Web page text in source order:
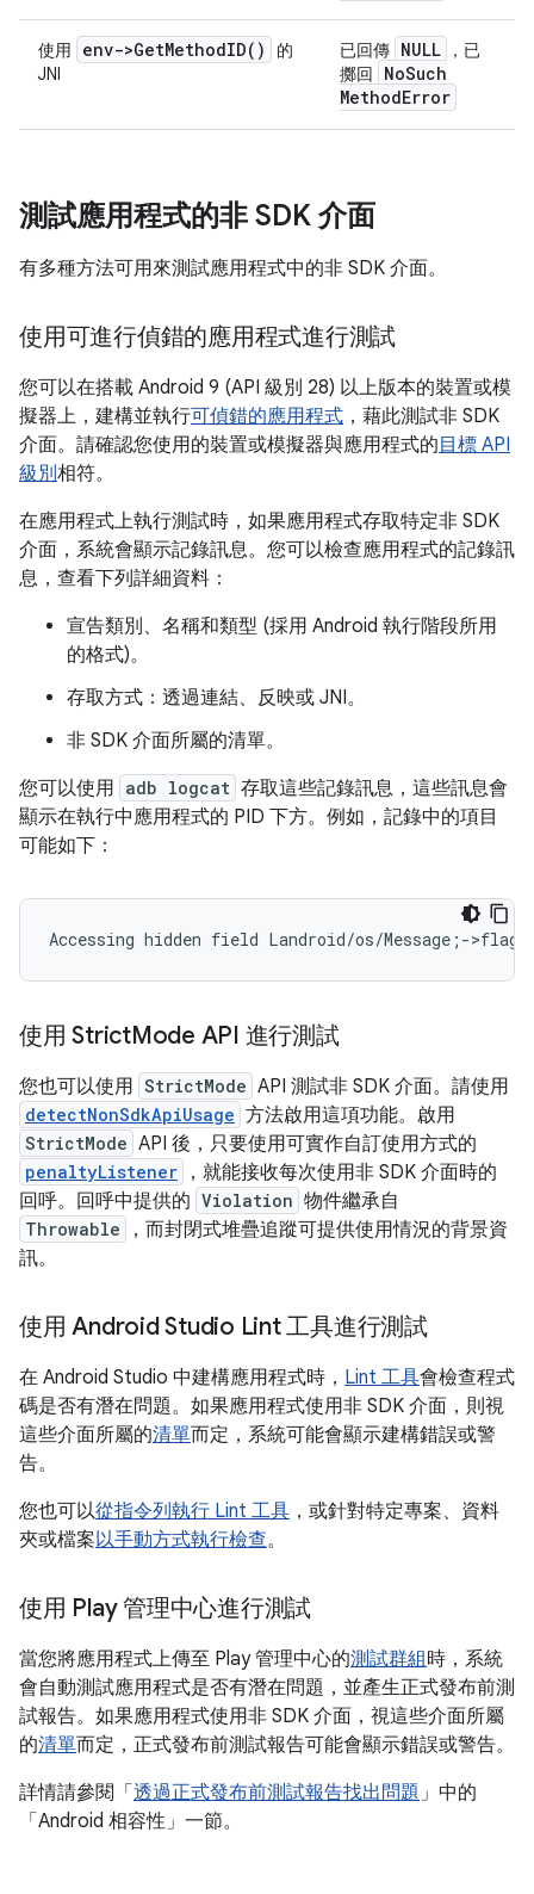
使用 env->GetMethodID( )
的
JNI
已回傳 NULL
，已
擲回
NoSuch
MethodError
測試應用程式的非 SDK 介面
有多種方法可用來測試應用程式中的非 SDK 介面。
使用可進行偵錯的應用程式進行測試
您可以在搭載 Android 9 (API 級別 28) 以上版本的裝置或模
擬器上，建構並執行可偵錯的應用程式 ，藉此測試非 SDK
介面。請確認您使用的裝置或模擬器與應用程式的 目標 API
級別相符。
在應用程式上執行測試時，如果應用程式存取特定非 SDK
介面，系統會顯示記錄訊息。您可以檢查應用程式的記錄訊
息，查看下列詳細資料：
宣告類別、名稱和類型 (採用 Android 執行階段所用
的格式)。
存取方式：透過連結、反映或 JNI。
非 SDK 介面所屬的清單。
您可以使用 adb logcat 存取這些記錄訊息，這些訊息會
顯示在執行中應用程式的 PID 下方。例如，記錄中的項目
可能如下：
使用 StrictMode API 進行測試
您也可以使用 StrictMode API 測試非 SDK 介面。請使用
detectNonSdkApiUsage 方法啟用這項功能。啟用
StrictMode API 後，只要使用可實作自訂使用方式的
penaltyListener
，就能接收每次使用非 SDK 介面時的
回呼。回呼中提供的 Violation 物件繼承自
Throwable
，而封閉式堆疊追蹤可提供使用情況的背景資
訊。
使用 Android Studio Lint 工具進行測試
在 Android Studio 中建構應用程式時， Lint 工具會檢查程式
碼是否有潛在問題。如果應用程式使用非 SDK 介面，則視
這些介面所屬的清單而定，系統可能會顯示建構錯誤或警
告。
您也可以從指令列執行 Lint 工具 ，或針對特定專案、資料
夾或檔案以手動方式執行檢查。
使用 Play 管理中心進行測試
當您將應用程式上傳至 Play 管理中心的測試群組時，系統
會自動測試應用程式是否有潛在問題，並產生正式發布前測
試報告。如果應用程式使用非 SDK 介面，視這些介面所屬
的清單而定，正式發布前測試報告可能會顯示錯誤或警告。
詳情請參閱「 透過正式發布前測試報告找出問題」中的
「Android 相容性」一節。